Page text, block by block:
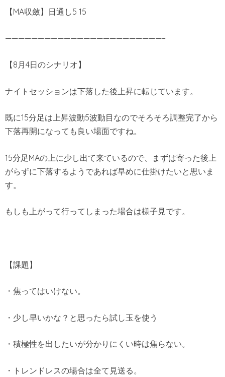
【MA収斂】日通し5 15
————————————————————————–
【8月4日のシナリオ】
ナイトセッションは下落した後上昇に転じています。
既に15分足は上昇波動5波動目なのでそろそろ調整完了から
下落再開になっても良い場面ですね。
15分足MAの上に少し出て来ているので、まずは寄った後上
がらずに下落するようであれば早めに仕掛けたいと思いま
す。
もしも上がって行ってしまった場合は様子見です。
【課題】
・焦ってはいけない。
・少し早いかな？と思ったら試し玉を使う
・積極性を出したいが分かりにくい時は焦らない。
・トレンドレスの場合は全て見送る。